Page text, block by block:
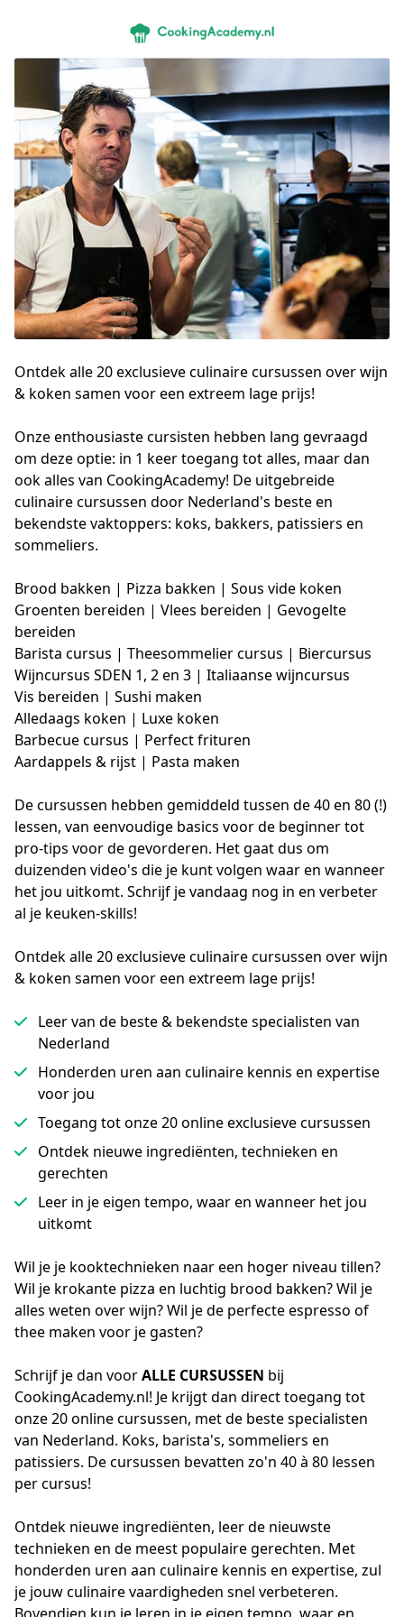
Ontdek alle 20 exclusieve culinaire cursussen over wijn
& koken samen voor een extreem lage prijs!
Onze enthousiaste cursisten hebben lang gevraagd
om deze optie: in 1 keer toegang tot alles, maar dan
ook alles van CookingAcademy! De uitgebreide
culinaire cursussen door Nederland's beste en
bekendste vaktoppers: koks, bakkers, patissiers en
sommeliers.
Brood bakken | Pizza bakken | Sous vide koken
Groenten bereiden | Vlees bereiden | Gevogelte
bereiden
Barista cursus | Theesommelier cursus | Biercursus
Wijncursus SDEN 1, 2 en 3 | Italiaanse wijncursus
Vis bereiden | Sushi maken
Alledaags koken | Luxe koken
Barbecue cursus | Perfect frituren
Aardappels & rijst | Pasta maken
De cursussen hebben gemiddeld tussen de 40 en 80 (!)
lessen, van eenvoudige basics voor de beginner tot
pro-tips voor de gevorderen. Het gaat dus om
duizenden video's die je kunt volgen waar en wanneer
het jou uitkomt. Schrijf je vandaag nog in en verbeter
al je keuken-skills!
Ontdek alle 20 exclusieve culinaire cursussen over wijn
& koken samen voor een extreem lage prijs!
Leer van de beste & bekendste specialisten van
Nederland
Honderden uren aan culinaire kennis en expertise
voor jou
Toegang tot onze 20 online exclusieve cursussen
Ontdek nieuwe ingrediënten, technieken en
gerechten
Leer in je eigen tempo, waar en wanneer het jou
uitkomt
Wil je je kooktechnieken naar een hoger niveau tillen?
Wil je krokante pizza en luchtig brood bakken? Wil je
alles weten over wijn? Wil je de perfecte espresso of
thee maken voor je gasten?
Schrijf je dan voor ALLE CURSUSSEN bij
CookingAcademy.nl! Je krijgt dan direct toegang tot
onze 20 online cursussen, met de beste specialisten
van Nederland. Koks, barista's, sommeliers en
patissiers. De cursussen bevatten zo'n 40 à 80 lessen
per cursus!
Ontdek nieuwe ingrediënten, leer de nieuwste
technieken en de meest populaire gerechten. Met
honderden uren aan culinaire kennis en expertise, zul
je jouw culinaire vaardigheden snel verbeteren.